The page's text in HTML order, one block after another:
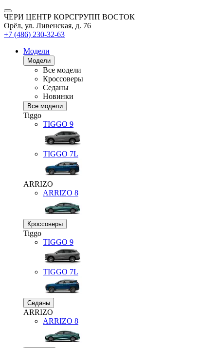
ЧЕРИ ЦЕНТР КОРСГРУПП ВОСТОК
Орёл, ул. Ливенская, д. 76
+7 (486) 230-32-63
Модели
Модели
Все модели
Кроссоверы
Седаны
Новинки
Все модели
Tiggo
TIGGO 9
TIGGO 7L
ARRIZO
ARRIZO 8
Кроссоверы
Tiggo
TIGGO 9
TIGGO 7L
Седаны
ARRIZO
ARRIZO 8